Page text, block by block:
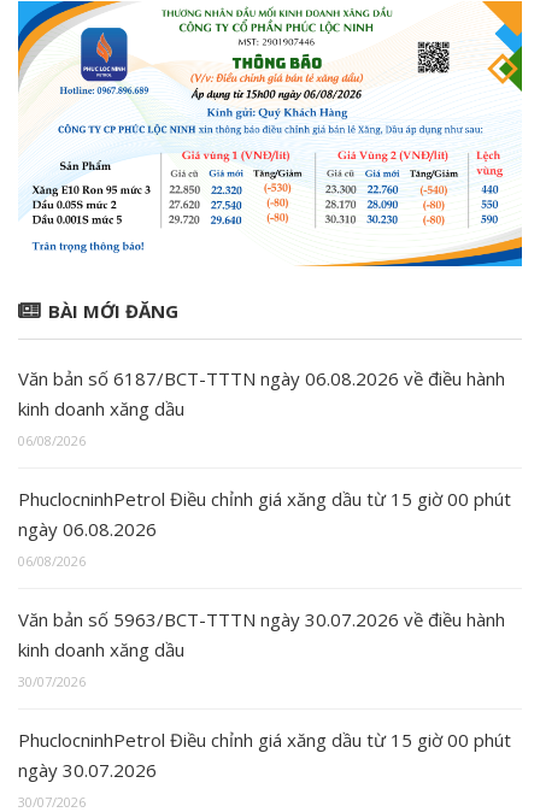
BÀI MỚI ĐĂNG
Văn bản số 6187/BCT-TTTN ngày 06.08.2026 về điều hành
kinh doanh xăng dầu
06/08/2026
PhuclocninhPetrol Điều chỉnh giá xăng dầu từ 15 giờ 00 phút
ngày 06.08.2026
06/08/2026
Văn bản số 5963/BCT-TTTN ngày 30.07.2026 về điều hành
kinh doanh xăng dầu
30/07/2026
PhuclocninhPetrol Điều chỉnh giá xăng dầu từ 15 giờ 00 phút
ngày 30.07.2026
30/07/2026